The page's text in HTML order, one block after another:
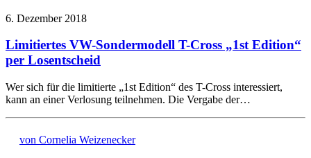
6. Dezember 2018
Limitiertes VW-Sondermodell T-Cross „1st Edition“
per Losentscheid
Wer sich für die limitierte „1st Edition“ des T-Cross interessiert,
kann an einer Verlosung teilnehmen. Die Vergabe der…
von Cornelia Weizenecker